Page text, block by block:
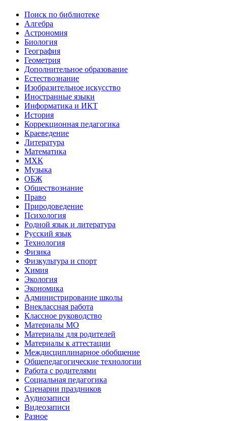
Поиск по библиотеке
Алгебра
Астрономия
Биология
География
Геометрия
Дополнительное образование
Естествознание
Изобразительное искусство
Иностранные языки
Информатика и ИКТ
История
Коррекционная педагогика
Краеведение
Литература
Математика
МХК
Музыка
ОБЖ
Обществознание
Право
Природоведение
Психология
Родной язык и литература
Русский язык
Технология
Физика
Физкультура и спорт
Химия
Экология
Экономика
Администрирование школы
Внеклассная работа
Классное руководство
Материалы МО
Материалы для родителей
Материалы к аттестации
Междисциплинарное обобщение
Общепедагогические технологии
Работа с родителями
Социальная педагогика
Сценарии праздников
Аудиозаписи
Видеозаписи
Разное